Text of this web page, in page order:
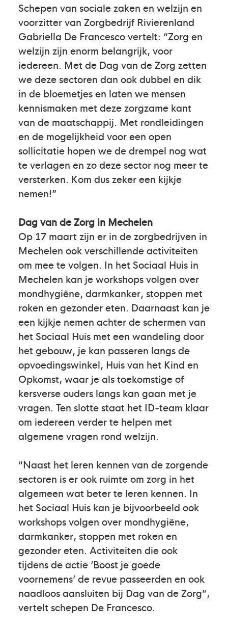
Schepen van sociale zaken en welzijn en
voorzitter van Zorgbedrijf Rivierenland
Gabriella De Francesco vertelt: “Zorg en
welzijn zijn enorm belangrijk, voor
iedereen. Met de Dag van de Zorg zetten
we deze sectoren dan ook dubbel en dik
in de bloemetjes en laten we mensen
kennismaken met deze zorgzame kant
van de maatschappij. Met rondleidingen
en de mogelijkheid voor een open
sollicitatie hopen we de drempel nog wat
te verlagen en zo deze sector nog meer te
versterken. Kom dus zeker een kijkje
nemen!”
Dag van de Zorg in Mechelen
Op 17 maart zijn er in de zorgbedrijven in
Mechelen ook verschillende activiteiten
om mee te volgen. In het Sociaal Huis in
Mechelen kan je workshops volgen over
mondhygiëne, darmkanker, stoppen met
roken en gezonder eten. Daarnaast kan je
een kijkje nemen achter de schermen van
het Sociaal Huis met een wandeling door
het gebouw, je kan passeren langs de
opvoedingswinkel, Huis van het Kind en
Opkomst, waar je als toekomstige of
kersverse ouders langs kan gaan met je
vragen. Ten slotte staat het ID-team klaar
om iedereen verder te helpen met
algemene vragen rond welzijn.
“Naast het leren kennen van de zorgende
sectoren is er ook ruimte om zorg in het
algemeen wat beter te leren kennen. In
het Sociaal Huis kan je bijvoorbeeld ook
workshops volgen over mondhygiëne,
darmkanker, stoppen met roken en
gezonder eten. Activiteiten die ook
tijdens de actie ‘Boost je goede
voornemens’ de revue passeerden en ook
naadloos aansluiten bij Dag van de Zorg”,
vertelt schepen De Francesco.